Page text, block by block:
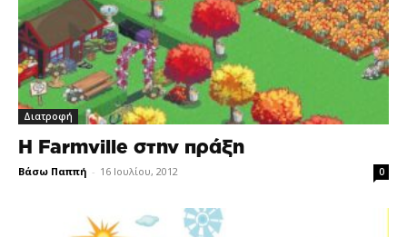
Διατροφή
Η Farmville στην πράξη
Βάσω Παππή - 16 Ιουλίου, 2012 0